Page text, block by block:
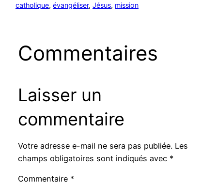
catholique, évangéliser, Jésus, mission
Commentaires
Laisser un
commentaire
Votre adresse e-mail ne sera pas publiée. Les
champs obligatoires sont indiqués avec *
Commentaire *